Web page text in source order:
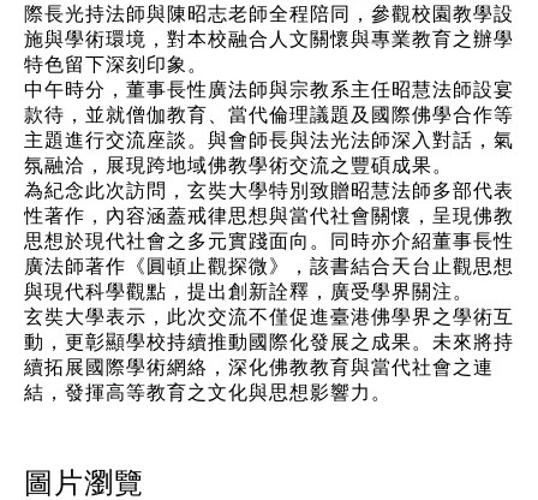
際長光持法師與陳昭志老師全程陪同，參觀校園教學設
施與學術環境，對本校融合人文關懷與專業教育之辦學
特色留下深刻印象。
中午時分，董事長性廣法師與宗教系主任昭慧法師設宴
款待，並就僧伽教育、當代倫理議題及國際佛學合作等
主題進行交流座談。與會師長與法光法師深入對話，氣
氛融洽，展現跨地域佛教學術交流之豐碩成果。
為紀念此次訪問，玄奘大學特別致贈昭慧法師多部代表
性著作，內容涵蓋戒律思想與當代社會關懷，呈現佛教
思想於現代社會之多元實踐面向。同時亦介紹董事長性
廣法師著作《圓頓止觀探微》，該書結合天台止觀思想
與現代科學觀點，提出創新詮釋，廣受學界關注。
玄奘大學表示，此次交流不僅促進臺港佛學界之學術互
動，更彰顯學校持續推動國際化發展之成果。未來將持
續拓展國際學術網絡，深化佛教教育與當代社會之連
結，發揮高等教育之文化與思想影響力。
圖片瀏覽